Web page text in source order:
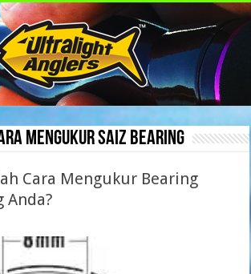
mengukur saiz bearing
Cara Mengukur Bearing
Anda?